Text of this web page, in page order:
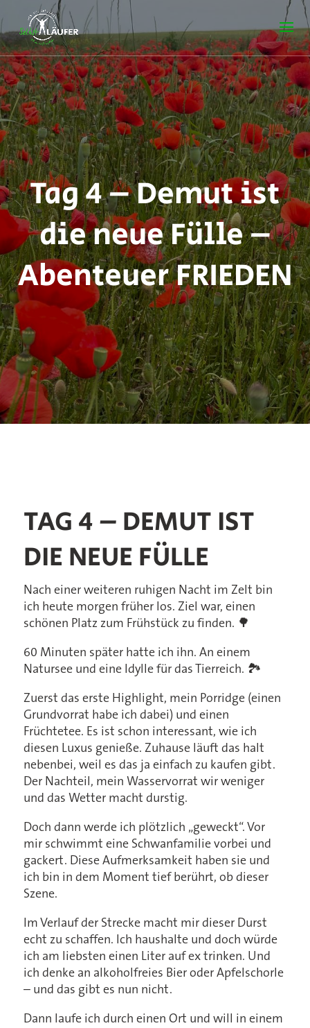
Tag 4 – Demut ist
die neue Fülle –
Abenteuer FRIEDEN
TAG 4 – DEMUT IST
DIE NEUE FÜLLE
Nach einer weiteren ruhigen Nacht im Zelt bin
ich heute morgen früher los. Ziel war, einen
schönen Platz zum Frühstück zu finden. 🌳
60 Minuten später hatte ich ihn. An einem
Natursee und eine Idylle für das Tierreich. 🏞️
Zuerst das erste Highlight, mein Porridge (einen
Grundvorrat habe ich dabei) und einen
Früchtetee. Es ist schon interessant, wie ich
diesen Luxus genieße. Zuhause läuft das halt
nebenbei, weil es das ja einfach zu kaufen gibt.
Der Nachteil, mein Wasservorrat wir weniger
und das Wetter macht durstig.
Doch dann werde ich plötzlich „geweckt“. Vor
mir schwimmt eine Schwanfamilie vorbei und
gackert. Diese Aufmerksamkeit haben sie und
ich bin in dem Moment tief berührt, ob dieser
Szene.
Im Verlauf der Strecke macht mir dieser Durst
echt zu schaffen. Ich haushalte und doch würde
ich am liebsten einen Liter auf ex trinken. Und
ich denke an alkoholfreies Bier oder Apfelschorle
– und das gibt es nun nicht.
Dann laufe ich durch einen Ort und will in einem